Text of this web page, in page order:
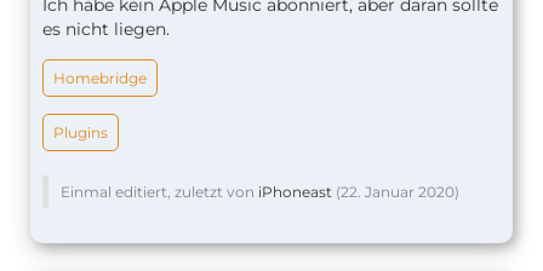
Ich habe kein Apple Music abonniert, aber daran sollte
es nicht liegen.
Homebridge
Plugins
Einmal editiert, zuletzt von iPhoneast (22. Januar 2020)